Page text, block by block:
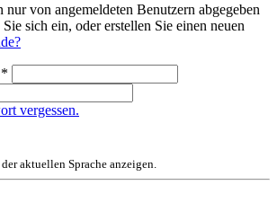
von angemeldeten Benutzern abgegeben
sich ein, oder erstellen Sie einen neuen
*
vergessen.
aktuellen Sprache anzeigen.